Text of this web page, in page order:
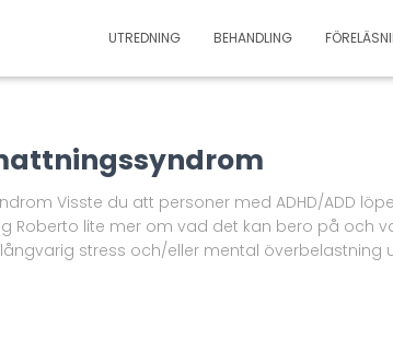
UTREDNING BEHANDLING
Visste du att personer med ADHD/ADD
Roberto lite mer om vad det kan bero på
stress och/eller mental överbelastning